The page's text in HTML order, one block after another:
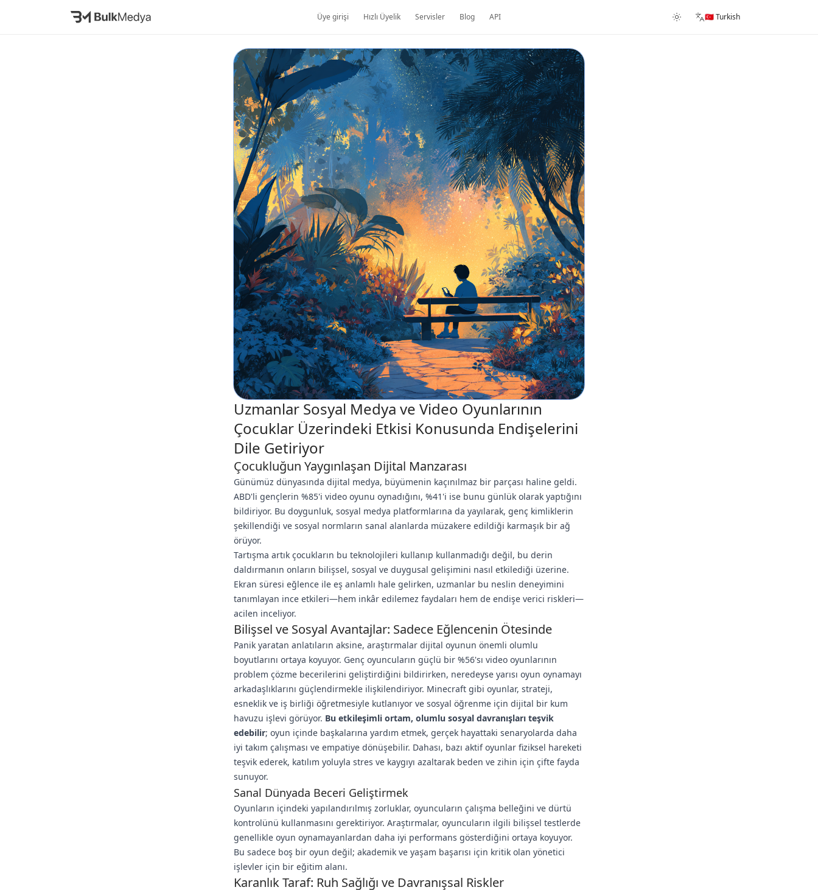
Üye girişi Hızlı Üyelik Servisler Blog API 🇹🇷 Turkish
Uzmanlar Sosyal Medya ve Video Oyunlarının
Çocuklar Üzerindeki Etkisi Konusunda Endişelerini
Dile Getiriyor
Çocukluğun Yaygınlaşan Dijital Manzarası
Günümüz dünyasında dijital medya, büyümenin kaçınılmaz bir parçası haline geldi.
ABD'li gençlerin %85'i video oyunu oynadığını, %41'i ise bunu günlük olarak yaptığını
bildiriyor. Bu doygunluk, sosyal medya platformlarına da yayılarak, genç kimliklerin
şekillendiği ve sosyal normların sanal alanlarda müzakere edildiği karmaşık bir ağ
örüyor.
Tartışma artık çocukların bu teknolojileri kullanıp kullanmadığı değil, bu derin
daldırmanın onların bilişsel, sosyal ve duygusal gelişimini nasıl etkilediği üzerine.
Ekran süresi eğlence ile eş anlamlı hale gelirken, uzmanlar bu neslin deneyimini
tanımlayan ince etkileri—hem inkâr edilemez faydaları hem de endişe verici riskleri—
acilen inceliyor.
Bilişsel ve Sosyal Avantajlar: Sadece Eğlencenin Ötesinde
Panik yaratan anlatıların aksine, araştırmalar dijital oyunun önemli olumlu
boyutlarını ortaya koyuyor. Genç oyuncuların güçlü bir %56'sı video oyunlarının
problem çözme becerilerini geliştirdiğini bildirirken, neredeyse yarısı oyun oynamayı
arkadaşlıklarını güçlendirmekle ilişkilendiriyor. Minecraft gibi oyunlar, strateji,
esneklik ve iş birliği öğretmesiyle kutlanıyor ve sosyal öğrenme için dijital bir kum
havuzu işlevi görüyor. Bu etkileşimli ortam, olumlu sosyal davranışları teşvik
edebilir; oyun içinde başkalarına yardım etmek, gerçek hayattaki senaryolarda daha
iyi takım çalışması ve empatiye dönüşebilir. Dahası, bazı aktif oyunlar fiziksel hareketi
teşvik ederek, katılım yoluyla stres ve kaygıyı azaltarak beden ve zihin için çifte fayda
sunuyor.
Sanal Dünyada Beceri Geliştirmek
Oyunların içindeki yapılandırılmış zorluklar, oyuncuların çalışma belleğini ve dürtü
kontrolünü kullanmasını gerektiriyor. Araştırmalar, oyuncuların ilgili bilişsel testlerde
genellikle oyun oynamayanlardan daha iyi performans gösterdiğini ortaya koyuyor.
Bu sadece boş bir oyun değil; akademik ve yaşam başarısı için kritik olan yönetici
işlevler için bir eğitim alanı.
Karanlık Taraf: Ruh Sağlığı ve Davranışsal Riskler